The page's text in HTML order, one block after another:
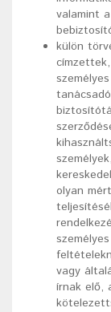
valamint
külön
olyan
vagy
írnak elő,